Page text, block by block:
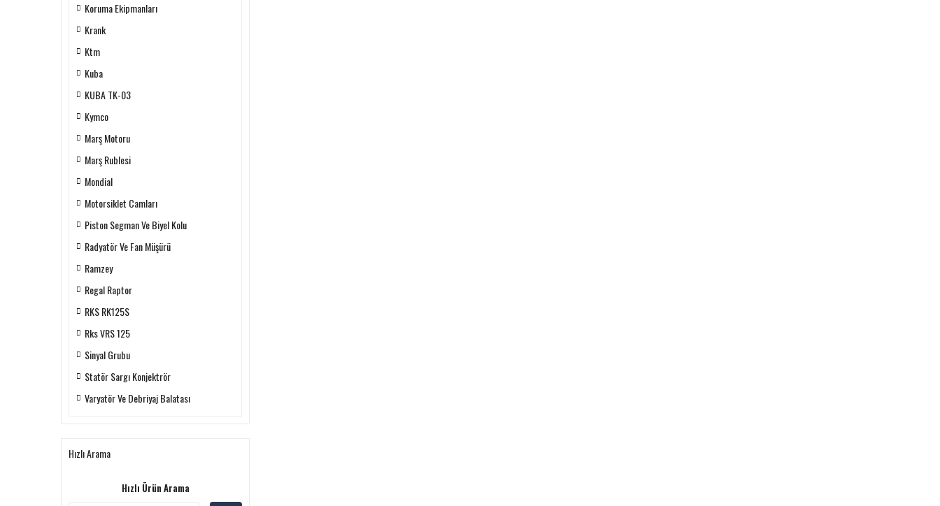
Koruma Ekipmanları
Krank
Ktm
Kuba
KUBA TK-03
Kymco
Marş Motoru
Marş Rublesi
Mondial
Motorsiklet Camları
Piston Segman Ve Biyel Kolu
Radyatör Ve Fan Müşürü
Ramzey
Regal Raptor
RKS RK125S
Rks VRS 125
Sinyal Grubu
Statör Sargı Konjektrör
Varyatör Ve Debriyaj Balatası
Hızlı Arama
Hızlı Ürün Arama